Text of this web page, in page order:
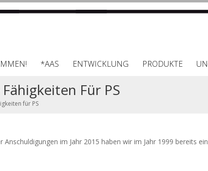
*AAS ENTWICKLUNG PRODUKTE
Für PS
für PS
im Jahr 2015 haben wir im Jahr 1999 bereits